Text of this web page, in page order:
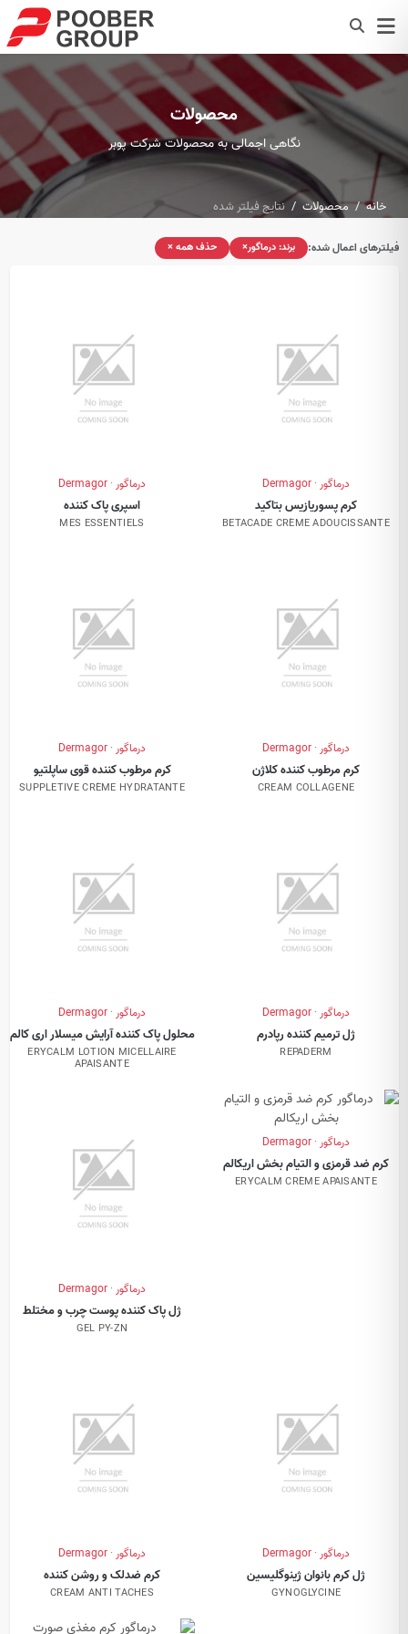
محصولات
نگاهی اجمالی به محصولات شرکت پوبر
خانه محصولات نتایج فیلتر شده
فیلترهای اعمال شده: برند: درماگور× حذف همه×
درماگور · Dermagor
کرم پسوریازیس بتاکید
BETACADE CRÈME ADOUCISSANTE
درماگور · Dermagor
اسپری پاک کننده
MES ESSENTIELS
درماگور · Dermagor
کرم مرطوب کننده کلاژن
CREAM COLLAGENE
درماگور · Dermagor
کرم مرطوب کننده قوی ساپلتیو
SUPPLETIVE CRÈME HYDRATANTE
درماگور · Dermagor
ژل ترمیم کننده رپادرم
REPADERM
درماگور · Dermagor
محلول پاک کننده آرایش میسلار اری کالم
ERYCALM LOTION MICELLAIRE
APAISANTE
درماگور · Dermagor
کرم ضد قرمزی و التیام بخش اریکالم
ERYCALM CRÈME APAISANTE
درماگور · Dermagor
ژل پاک کننده پوست چرب و مختلط
GEL PY-ZN
درماگور · Dermagor
ژل کرم بانوان ژینوگلیسین
GYNOGLYCINE
درماگور · Dermagor
کرم ضدلک و روشن کننده
CREAM ANTI TACHES